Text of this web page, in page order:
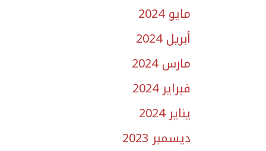
مايو 2024
أبريل 2024
مارس 2024
فبراير 2024
يناير 2024
ديسمبر 2023